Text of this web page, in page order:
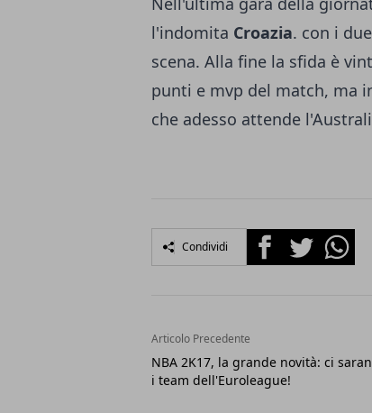
l'indomita Croazia. con i due
scena. Alla fine la sfida è
punti e mvp del match, ma
che adesso attende
Condividi FacebookTwitter
Articolo Precedente
NBA 2K17, la grande novità: ci
i team dell'Euroleague!